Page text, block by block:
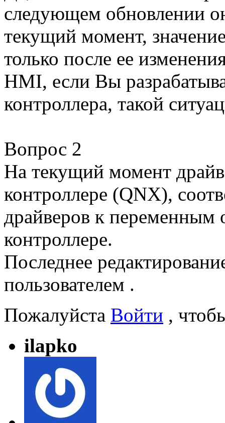
следующем обновлении
текущий момент,
только после ее
HMI, если Вы
контроллера, такой
Вопрос 2
На текущий момент
контроллере (QNX),
драйверов к переменным
контроллере.
Последнее
пользователем .
Пожалуйста Войти ,
ilapko